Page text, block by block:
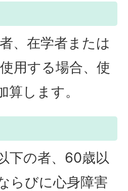
、在学者または
用する場合、使
算します。
下の者、60歳以
らびに心身障害